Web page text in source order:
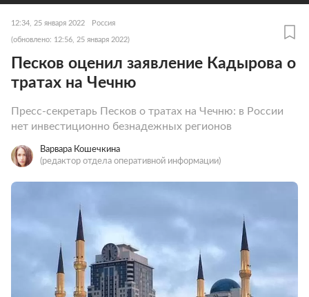
12:34, 25 января 2022 Россия
(обновлено: 12:56, 25 января 2022)
Песков оценил заявление Кадырова о
тратах на Чечню
Пресс-секретарь Песков о тратах на Чечню: в России
нет инвестиционно безнадежных регионов
Варвара Кошечкина
(редактор отдела оперативной информации)